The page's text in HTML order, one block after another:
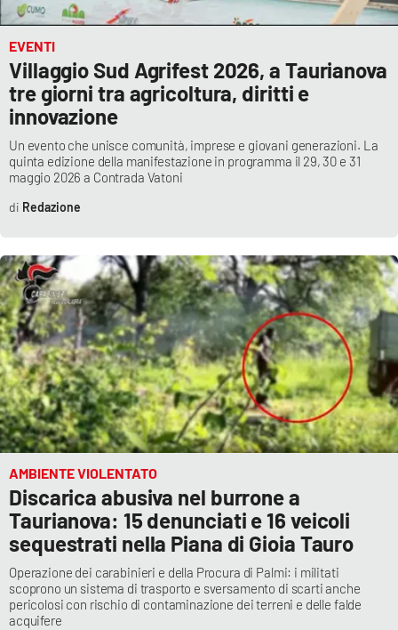
EVENTI
Villaggio Sud Agrifest 2026, a Taurianova
tre giorni tra agricoltura, diritti e
innovazione
Un evento che unisce comunità, imprese e giovani generazioni. La
quinta edizione della manifestazione in programma il 29, 30 e 31
maggio 2026 a Contrada Vatoni
Redazione
AMBIENTE VIOLENTATO
Discarica abusiva nel burrone a
Taurianova: 15 denunciati e 16 veicoli
sequestrati nella Piana di Gioia Tauro
Operazione dei carabinieri e della Procura di Palmi: i militati
scoprono un sistema di trasporto e sversamento di scarti anche
pericolosi con rischio di contaminazione dei terreni e delle falde
acquifere